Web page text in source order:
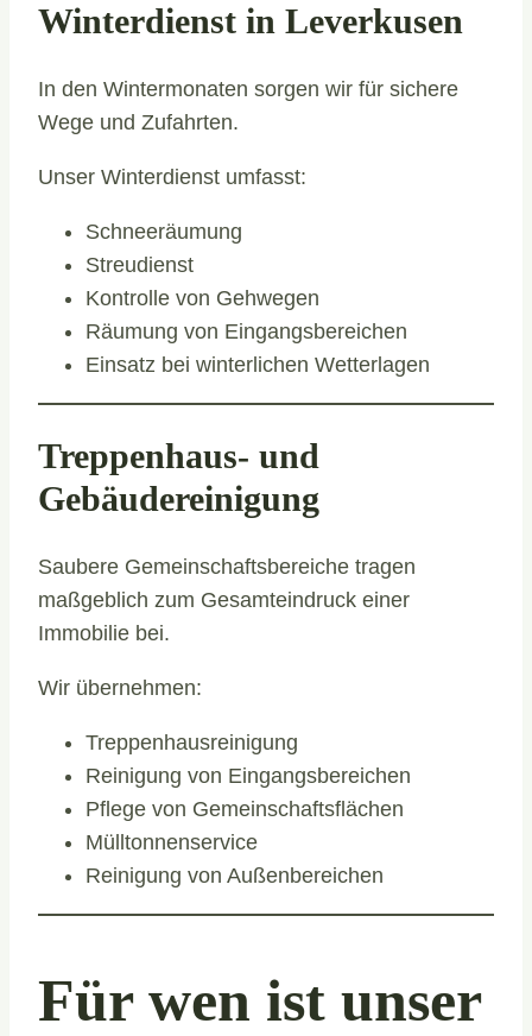
Winterdienst in Leverkusen
In den Wintermonaten sorgen wir für sichere
Wege und Zufahrten.
Unser Winterdienst umfasst:
Schneeräumung
Streudienst
Kontrolle von Gehwegen
Räumung von Eingangsbereichen
Einsatz bei winterlichen Wetterlagen
Treppenhaus- und
Gebäudereinigung
Saubere Gemeinschaftsbereiche tragen
maßgeblich zum Gesamteindruck einer
Immobilie bei.
Wir übernehmen:
Treppenhausreinigung
Reinigung von Eingangsbereichen
Pflege von Gemeinschaftsflächen
Mülltonnenservice
Reinigung von Außenbereichen
Für wen ist unser